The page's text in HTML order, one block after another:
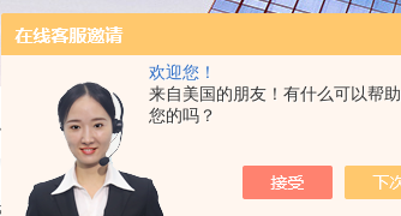
欢迎您！
来自美国的朋友！有什么可以帮助
您的吗？
实验仪器，摇床、磁力搅拌器，电子天平
计/分光光度计